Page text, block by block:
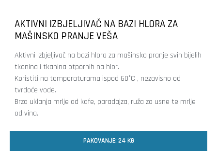
AKTIVNI IZBJELJIVAČ NA BAZI HLORA ZA
MAŠINSKO PRANJE VEŠA
Aktivni izbjeljivač na bazi hlora za mašinsko pranje svih bijelih
tkanina i tkanina otpornih na hlor.
Koristiti na temperaturama ispod 60°C , nezavisno od
tvrdoće vode.
Brzo uklanja mrlje od kafe, paradajza, ruža za usne te mrlje
od vina.
PAKOVANJE: 24 KG